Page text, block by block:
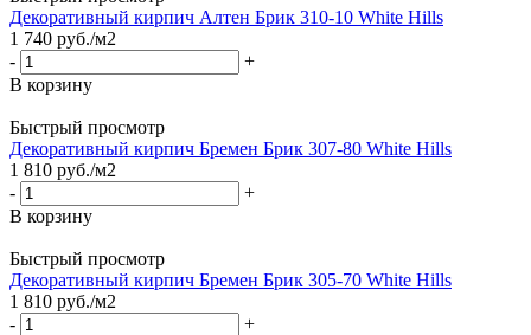
Декоративный кирпич Алтен Брик 310-10 White Hills
1 740 руб./м2
-
+
В корзину
Быстрый просмотр
Декоративный кирпич Бремен Брик 307-80 White Hills
1 810 руб./м2
-
+
В корзину
Быстрый просмотр
Декоративный кирпич Бремен Брик 305-70 White Hills
1 810 руб./м2
-
+